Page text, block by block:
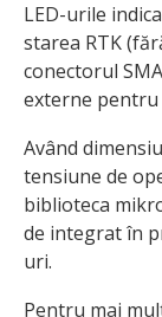
LED-urile
starea RTK
conectorul
externe
Având
tensiune de
biblioteca
de integrat în
uri.
Pentru mai